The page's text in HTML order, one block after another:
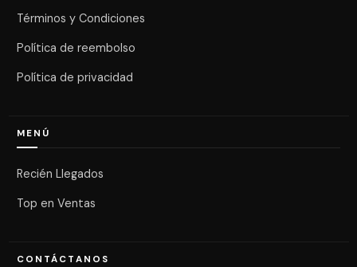
Términos y Condiciones
Política de reembolso
Política de privacidad
MENÚ
Recién Llegados
Top en Ventas
CONTÁCTANOS